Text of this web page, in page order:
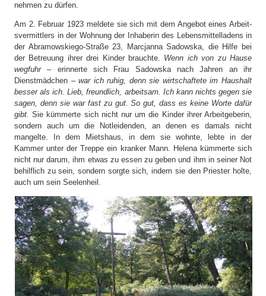
nehmen zu dürfen.
Am 2. Februar 1923 meldete sie sich mit dem Angebot eines Arbeit-
svermittlers in der Wohnung der Inhaberin des Lebensmittelladens in
der Abramowskiego-Straße 23, Marcjanna Sadowska, die Hilfe bei
der Betreuung ihrer drei Kinder brauchte. Wenn ich von zu Hause
wegfuhr– erinnerte sich Frau Sadowska nach Jahren an ihr
Dienstmädchen –war ich ruhig, denn sie wirtschaftete im Haushalt
besser als ich. Lieb, freundlich, arbeitsam. Ich kann nichts gegen sie
sagen, denn sie war fast zu gut. So gut, dass es keine Worte dafür
gibt. Sie kümmerte sich nicht nur um die Kinder ihrer Arbeitgeberin,
sondern auch um die Notleidenden, an denen es damals nicht
mangelte. In dem Mietshaus, in dem sie wohnte, lebte in der
Kammer unter der Treppe ein kranker Mann. Helena kümmerte sich
nicht nur darum, ihm etwas zu essen zu geben und ihm in seiner Not
behilflich zu sein, sondern sorgte sich, indem sie den Priester holte,
auch um sein Seelenheil.